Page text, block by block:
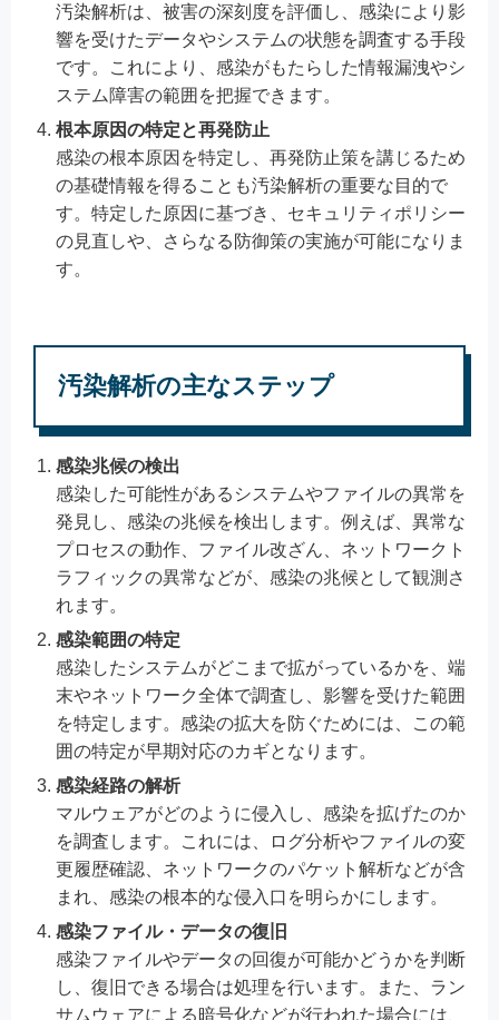
汚染解析は、被害の深刻度を評価し、感染により影
響を受けたデータやシステムの状態を調査する手段
です。これにより、感染がもたらした情報漏洩やシ
ステム障害の範囲を把握できます。
根本原因の特定と再発防止
感染の根本原因を特定し、再発防止策を講じるため
の基礎情報を得ることも汚染解析の重要な目的で
す。特定した原因に基づき、セキュリティポリシー
の見直しや、さらなる防御策の実施が可能になりま
す。
汚染解析の主なステップ
感染兆候の検出
感染した可能性があるシステムやファイルの異常を
発見し、感染の兆候を検出します。例えば、異常な
プロセスの動作、ファイル改ざん、ネットワークト
ラフィックの異常などが、感染の兆候として観測さ
れます。
感染範囲の特定
感染したシステムがどこまで拡がっているかを、端
末やネットワーク全体で調査し、影響を受けた範囲
を特定します。感染の拡大を防ぐためには、この範
囲の特定が早期対応のカギとなります。
感染経路の解析
マルウェアがどのように侵入し、感染を拡げたのか
を調査します。これには、ログ分析やファイルの変
更履歴確認、ネットワークのパケット解析などが含
まれ、感染の根本的な侵入口を明らかにします。
感染ファイル・データの復旧
感染ファイルやデータの回復が可能かどうかを判断
し、復旧できる場合は処理を行います。また、ラン
サムウェアによる暗号化などが行われた場合には、